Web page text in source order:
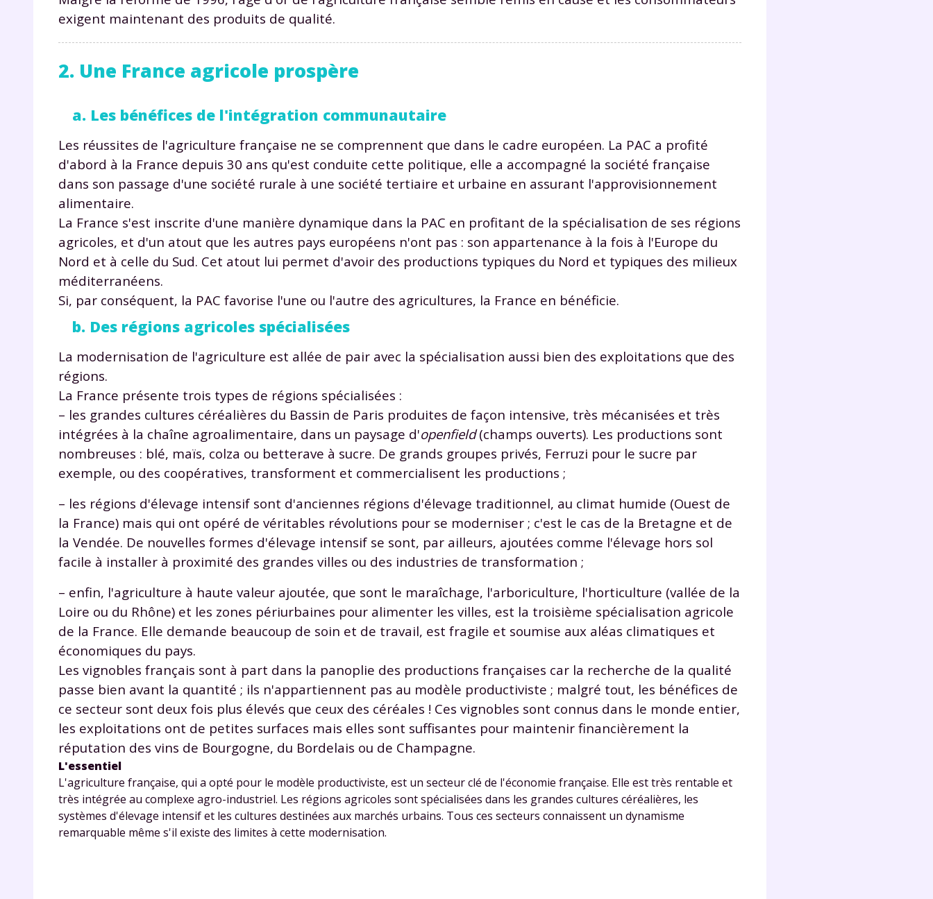
exigent maintenant des produits de qualité.
2. Une France agricole prospère
a. Les bénéfices de l'intégration communautaire
Les réussites de l'agriculture française ne se comprennent que dans le cadre européen. La PAC a profité
d'abord à la France depuis 30 ans qu'est conduite cette politique, elle a accompagné la société française
dans son passage d'une société rurale à une société tertiaire et urbaine en assurant l'approvisionnement
alimentaire.
La France s'est inscrite d'une manière dynamique dans la PAC en profitant de la spécialisation de ses régions
agricoles, et d'un atout que les autres pays européens n'ont pas : son appartenance à la fois à l'Europe du
Nord et à celle du Sud. Cet atout lui permet d'avoir des productions typiques du Nord et typiques des milieux
méditerranéens.
Si, par conséquent, la PAC favorise l'une ou l'autre des agricultures, la France en bénéficie.
b. Des régions agricoles spécialisées
La modernisation de l'agriculture est allée de pair avec la spécialisation aussi bien des exploitations que des
régions.
La France présente trois types de régions spécialisées :
– les grandes cultures céréalières du Bassin de Paris produites de façon intensive, très mécanisées et très
intégrées à la chaîne agroalimentaire, dans un paysage d'openfield(champs ouverts). Les productions sont
nombreuses : blé, maïs, colza ou betterave à sucre. De grands groupes privés, Ferruzi pour le sucre par
exemple, ou des coopératives, transforment et commercialisent les productions ;
– les régions d'élevage intensif sont d'anciennes régions d'élevage traditionnel, au climat humide (Ouest de
la France) mais qui ont opéré de véritables révolutions pour se moderniser ; c'est le cas de la Bretagne et de
la Vendée. De nouvelles formes d'élevage intensif se sont, par ailleurs, ajoutées comme l'élevage hors sol
facile à installer à proximité des grandes villes ou des industries de transformation ;
– enfin, l'agriculture à haute valeur ajoutée, que sont le maraîchage, l'arboriculture, l'horticulture (vallée de la
Loire ou du Rhône) et les zones périurbaines pour alimenter les villes, est la troisième spécialisation agricole
de la France. Elle demande beaucoup de soin et de travail, est fragile et soumise aux aléas climatiques et
économiques du pays.
Les vignobles français sont à part dans la panoplie des productions françaises car la recherche de la qualité
passe bien avant la quantité ; ils n'appartiennent pas au modèle productiviste ; malgré tout, les bénéfices de
ce secteur sont deux fois plus élevés que ceux des céréales ! Ces vignobles sont connus dans le monde entier,
les exploitations ont de petites surfaces mais elles sont suffisantes pour maintenir financièrement la
réputation des vins de Bourgogne, du Bordelais ou de Champagne.
L'essentiel
L'agriculture française, qui a opté pour le modèle productiviste, est un secteur clé de l'économie française. Elle est très rentable et
très intégrée au complexe agro-industriel. Les régions agricoles sont spécialisées dans les grandes cultures céréalières, les
systèmes d'élevage intensif et les cultures destinées aux marchés urbains. Tous ces secteurs connaissent un dynamisme
remarquable même s'il existe des limites à cette modernisation.
Envie de progresser et de
réussir votre année scolaire ?
Testez gratuitement pendant 24h
notre plateforme de soutien scolaire !
Fiches de cours et vidéos,
exercices corrigés,
Unespace dédié aux
progrès
Tout le programme scolaire
du CP à la Terminale
disponibles à la demande
* Votre code d'accès sera envoyé à cette adresse e-mail. En renseignant votre e-mail, vous
consentez à ce que vos données à caractère personnel soient traitées par SEJER, sous la
marque myMaxicours, afin que SEJER puisse vous donner accès au service de soutien scolaire
pendant 24h. Pour en savoir plus sur la gestion de vos données personnelles et pour exercer
vos droits, vous pouvez consulternotre charte.
J’accepte de recevoir les actualités et des communications de la
part de myMaxicours.
Votre adresse e-mail sera exclusivement utilisée pour vous envoyer notre
newsletter. Vous pourrez vous désinscrire à tout moment, à travers le lien de
de vos données personnelles et pour exercer vos droits, vous pouvez consulter
notre charte.